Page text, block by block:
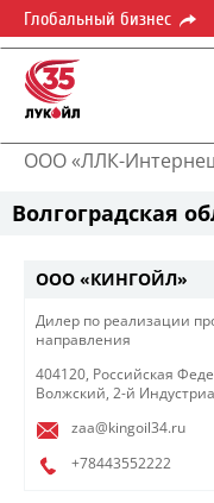
Глобальный бизнес
ООО «ЛЛК-
Волгоградская
ООО «КИНГОЙЛ»
Дилер по реализации
направления​
404120, Российская
Волжский, 2-й
zaa@kingoil34.ru
+78443552222